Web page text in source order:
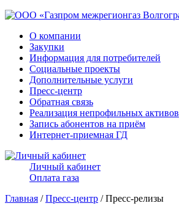
О компании
Закупки
Информация для потребителей
Социальные проекты
Дополнительные услуги
Пресс-центр
Обратная связь
Реализация непрофильных активов
Запись абонентов на приём
Интернет-приемная ГД
Личный кабинет
Оплата газа
Главная /Пресс-центр / Пресс-релизы